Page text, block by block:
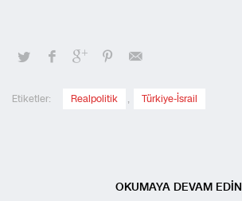
Etiketler: Realpolitik , Türkiye-İsrail
OKUMAYA DEVAM EDİN